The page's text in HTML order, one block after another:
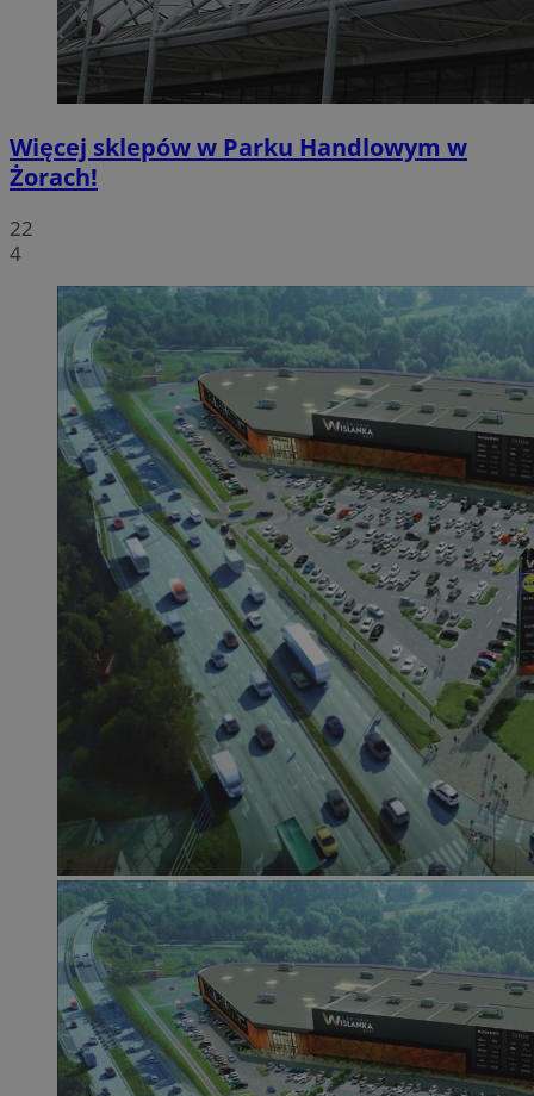
Więcej sklepów w Parku Handlowym w
Żorach!
22
4